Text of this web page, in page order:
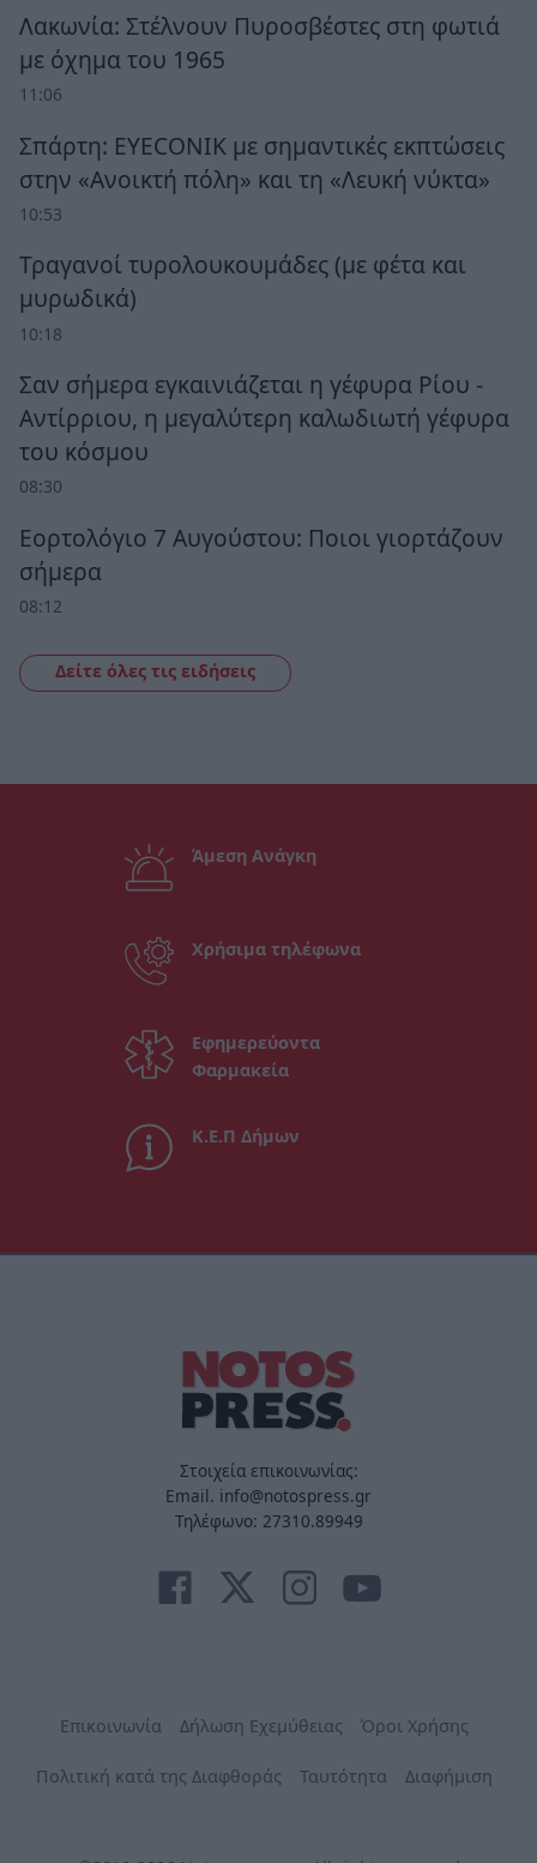
Λακωνία: Στέλνουν Πυροσβέστες στη φωτιά
με όχημα του 1965
11:06
Σπάρτη: EYECONIK με σημαντικές εκπτώσεις
στην «Ανοικτή πόλη» και τη «Λευκή νύκτα»
10:53
Τραγανοί τυρολουκουμάδες (με φέτα και
μυρωδικά)
10:18
Σαν σήμερα εγκαινιάζεται η γέφυρα Ρίου -
Αντίρριου, η μεγαλύτερη καλωδιωτή γέφυρα
του κόσμου
08:30
Εορτολόγιο 7 Αυγούστου: Ποιοι γιορτάζουν
σήμερα
08:12
Δείτε όλες τις ειδήσεις
Άμεση Ανάγκη
Χρήσιμα τηλέφωνα
Εφημερεύοντα
Φαρμακεία
Κ.Ε.Π Δήμων
Στοιχεία επικοινωνίας:
Email. info@notospress.gr
Τηλέφωνο: 27310.89949
Επικοινωνία Δήλωση Εχεμύθειας Όροι Χρήσης
Πολιτική κατά της Διαφθοράς Ταυτότητα Διαφήμιση